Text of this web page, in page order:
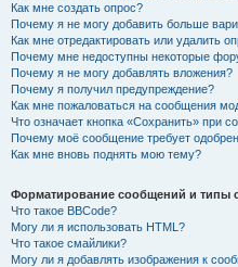
Как мне создать опрос?
Почему я не могу добавить больше
Как мне отредактировать или удалить
Почему мне недоступны некоторые
Почему я не могу добавлять вложения?
Почему я получил предупреждение?
Как мне пожаловаться на сообщения
Что означает кнопка «Сохранить» при
Почему моё сообщение требует
Как мне вновь поднять мою тему?
Форматирование сообщений и типы
Что такое BBCode?
Могу ли я использовать HTML?
Что такое смайлики?
Могу ли я добавлять изображения к